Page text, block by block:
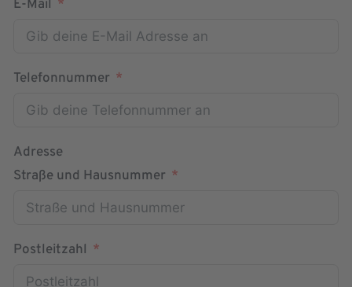
E-Mail
Telefonnummer
Adresse
Straße und Hausnummer
Postleitzahl